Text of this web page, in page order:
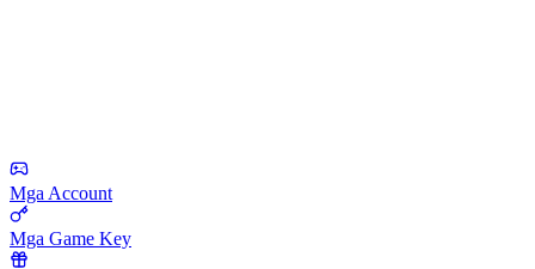
Mga Account
Mga Game Key